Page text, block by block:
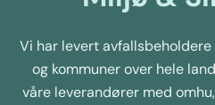
Vi har levert
og kommuner over hele
våre leverandører med